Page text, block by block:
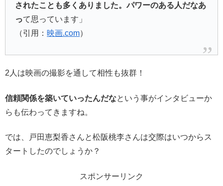
されたことも多くありました。パワーのある人だなあ
って思っています」
（引用： 映画.com）
2人は映画の撮影を通して相性も抜群！
信頼関係を築いていったんだなという事がインタビューか
らも伝わってきますね。
では、戸田恵梨香さんと松阪桃李さんは交際はいつからス
タートしたのでしょうか？
スポンサーリンク